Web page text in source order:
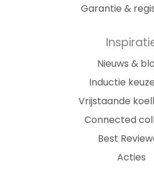
Garantie &
Nieuws &
Inductie
Vrijstaande
Connected
Best
Acties